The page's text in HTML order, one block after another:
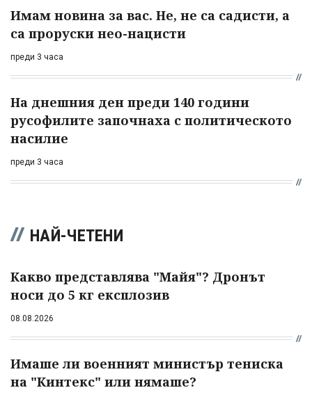
Имам новина за вас. Не, не са садисти, а
са проруски нео-нацисти
преди 3 часа
На днешния ден преди 140 години
русофилите започнаха с политическото
насилие
преди 3 часа
НАЙ-ЧЕТЕНИ
Какво представлява "Майя"? Дронът
носи до 5 кг експлозив
08.08.2026
Имаше ли военният министър тениска
на "Кинтекс" или нямаше?